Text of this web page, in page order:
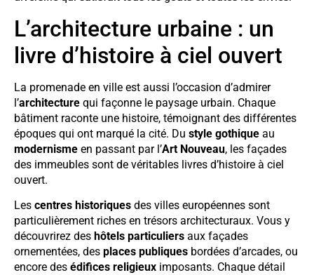
L’architecture urbaine : un
livre d’histoire à ciel ouvert
La promenade en ville est aussi l’occasion d’admirer
l’architecture qui façonne le paysage urbain. Chaque
bâtiment raconte une histoire, témoignant des différentes
époques qui ont marqué la cité. Du style gothique au
modernisme en passant par l’Art Nouveau, les façades
des immeubles sont de véritables livres d’histoire à ciel
ouvert.
Les centres historiques des villes européennes sont
particulièrement riches en trésors architecturaux. Vous y
découvrirez des hôtels particuliers aux façades
ornementées, des places publiques bordées d’arcades, ou
encore des édifices religieux imposants. Chaque détail